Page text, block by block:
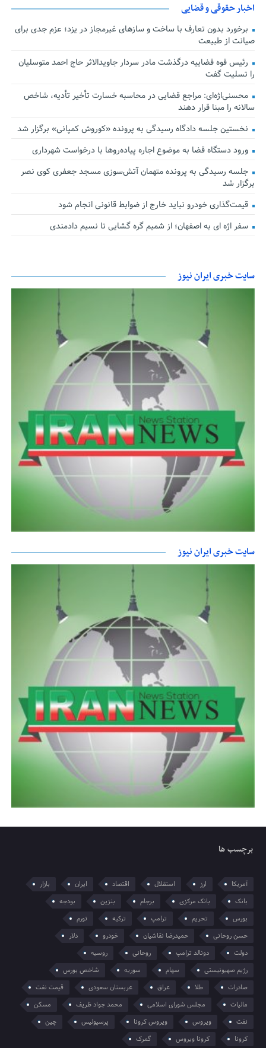
اخبار حقوقی و قضایی
برخورد بدون تعارف با ساخت‌ و سازهای غیرمجاز در یزد؛ عزم جدی برای
صیانت از طبیعت
رئیس قوه قضاییه درگذشت مادر سردار جاویدالاثر حاج احمد متوسلیان
را تسلیت گفت
محسنی‌اژه‌ای: مراجع قضایی در محاسبه خسارت تأخیر تأدیه، شاخص
سالانه را مبنا قرار دهند
نخستین جلسه دادگاه رسیدگی به پرونده «کوروش کمپانی» برگزار شد
ورود دستگاه قضا به موضوع اجاره پیاده‌روها با درخواست شهرداری
جلسه رسیدگی به پرونده متهمان آتش‌سوزی مسجد جعفری کوی نصر
برگزار شد
قیمت‌گذاری خودرو نباید خارج از ضوابط قانونی انجام شود
سفر اژه ای به اصفهان؛ از شمیم گره گشایی تا نسیم دادمندی
سایت خبری ایران نیوز
سایت خبری ایران نیوز
برچسب ها
آمریکا ارز استقلال اقتصاد ایران
بازار
بانک
بانک مرکزی برجام بنزین
بودجه
بورس
تحریم ترامپ ترکیه
تورم
حسن روحانی
حمیدرضا نقاشیان خودرو
دلار
دولت
دونالد ترامپ روحانی
روسیه
رژیم صهیونیستی
سهام سوریه
شاخص بورس
صادرات
طلا عراق عربستان سعودی
قیمت نفت
مالیات
مجلس شورای اسلامی محمد جواد ظریف
مسکن
نفت
ویروس ویروس کرونا پرسپولیس
چین
کرونا
کرونا ویروس گمرک